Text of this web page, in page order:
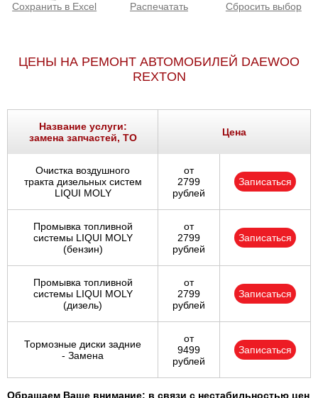
Сохранить в Excel Распечатать Сбросить выбор
ЦЕНЫ НА РЕМОНТ АВТОМОБИЛЕЙ DAEWOO
REXTON
Название услуги:
замена запчастей, ТО
Цена
Очистка воздушного
тракта дизельных систем
LIQUI MOLY
от
2799
рублей
Записаться
Промывка топливной
системы LIQUI MOLY
(бензин)
от
2799
рублей
Записаться
Промывка топливной
системы LIQUI MOLY
(дизель)
от
2799
рублей
Записаться
Тормозные диски задние
- Замена
от
9499
рублей
Записаться
Обращаем Ваше внимание: в связи с нестабильностью цен